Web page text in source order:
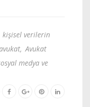
kişisel verilerin
, Avukat
medya ve